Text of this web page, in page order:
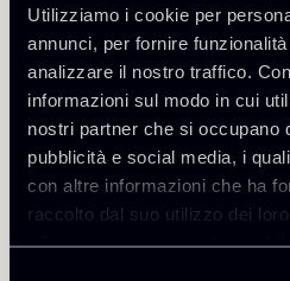
Utilizziamo i cookie per
annunci, per fornire
analizzare il nostro traffico.
informazioni sul modo in cui
nostri partner che si occupano
pubblicità e social media, i
con altre informazioni che ha
raccolto dal suo utilizzo dei
informativa privacy è
Torna
Scopri il